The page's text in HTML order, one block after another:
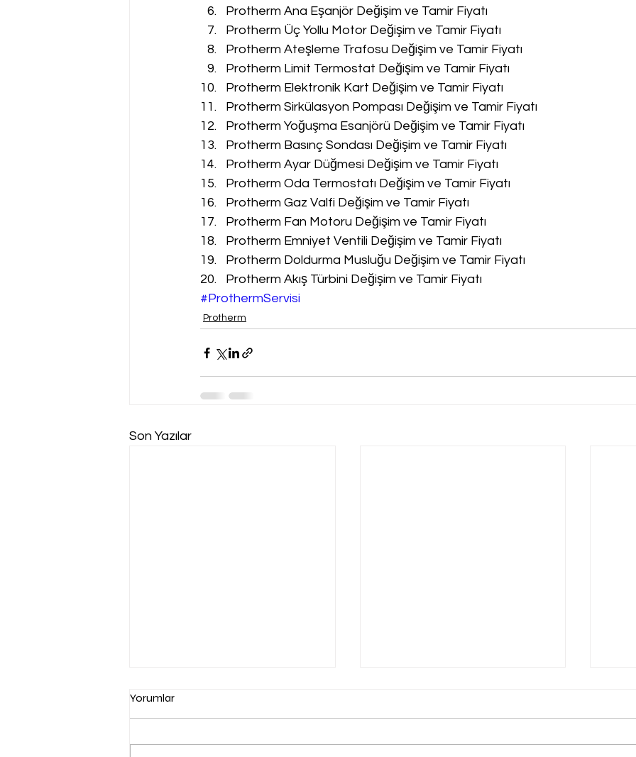
Protherm Ana Eşanjör Değişim ve Tamir Fiyatı
Protherm Üç Yollu Motor Değişim ve Tamir Fiyatı
Protherm Ateşleme Trafosu Değişim ve Tamir Fiyatı
Protherm Limit Termostat Değişim ve Tamir Fiyatı
Protherm Elektronik Kart Değişim ve Tamir Fiyatı
Protherm Sirkülasyon Pompası Değişim ve Tamir Fiyatı
Protherm Yoğuşma Esanjörü Değişim ve Tamir Fiyatı
Protherm Basınç Sondası Değişim ve Tamir Fiyatı
Protherm Ayar Düğmesi Değişim ve Tamir Fiyatı
Protherm Oda Termostatı Değişim ve Tamir Fiyatı
Protherm Gaz Valfi Değişim ve Tamir Fiyatı
Protherm Fan Motoru Değişim ve Tamir Fiyatı
Protherm Emniyet Ventili Değişim ve Tamir Fiyatı
Protherm Doldurma Musluğu Değişim ve Tamir Fiyatı
Protherm Akış Türbini Değişim ve Tamir Fiyatı
#ProthermServisi
Protherm
Son Yazılar
Yorumlar